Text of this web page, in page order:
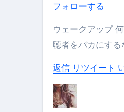
フォローする
ウェークアップ 何でも知っているような顔をして、底の浅い議論しかできない野村修也。 池上彰といい、視
聴者をバカにする
返信 リツイート